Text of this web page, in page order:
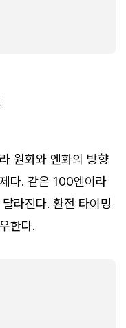
원화와 엔화의 방향
다. 같은 100엔이라
라진다. 환전 타이밍
한다.